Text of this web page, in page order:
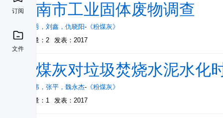
订阅
文件
济南市工业固体废物调查
王秀秀 ， 刘鑫 ， 仇晓阳- 《粉煤灰》
被引量：2
发表：2017
粉煤灰对垃圾焚烧水泥水化
苏华伟 ， 张平 ， 魏永杰- 《粉煤灰》
被引量：1
发表：2017